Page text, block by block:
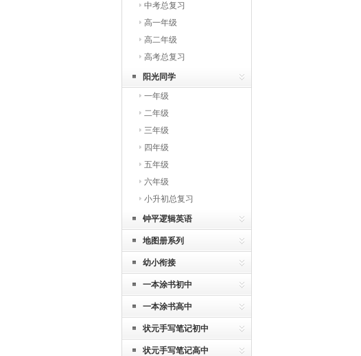
中考总复习
高一年级
高二年级
高考总复习
阳光同学
一年级
二年级
三年级
四年级
五年级
六年级
小升初总复习
钟平逻辑英语
地图册系列
幼小衔接
一本涂书初中
一本涂书高中
状元手写笔记初中
状元手写笔记高中